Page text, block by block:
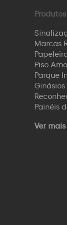
Produtos
Marcas
Piso
Parque
Painéis
Ver mais